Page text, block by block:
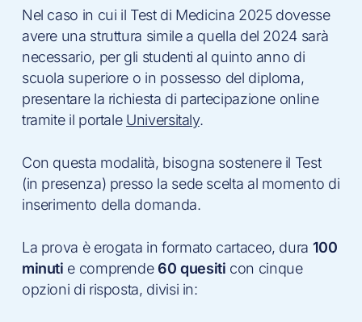
Nel caso in cui il Test di Medicina 2025 dovesse
avere una struttura simile a quella del 2024 sarà
necessario, per gli studenti al quinto anno di
scuola superiore o in possesso del diploma,
presentare la richiesta di partecipazione online
tramite il portale Universitaly.
Con questa modalità, bisogna sostenere il Test
(in presenza) presso la sede scelta al momento di
inserimento della domanda.
La prova è erogata in formato cartaceo, dura 100
minuti e comprende 60 quesiti con cinque
opzioni di risposta, divisi in: